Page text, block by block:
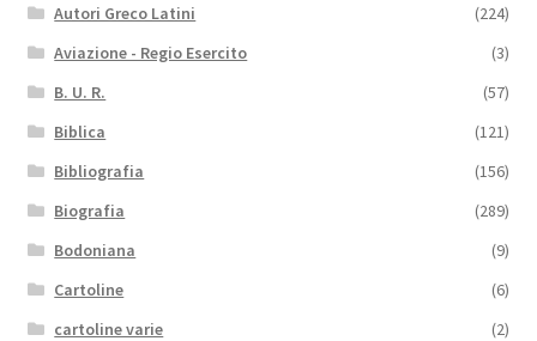
Autori Greco Latini
(224)
Aviazione - Regio Esercito
(3)
B. U. R.
(57)
Biblica
(121)
Bibliografia
(156)
Biografia
(289)
Bodoniana
(9)
Cartoline
(6)
cartoline varie
(2)